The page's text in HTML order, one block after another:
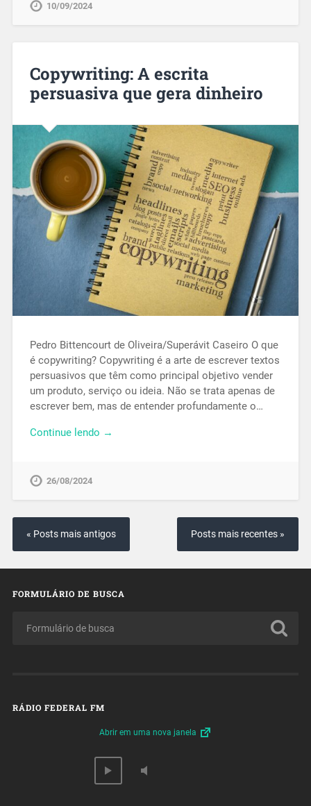
10/09/2024
Copywriting: A escrita
persuasiva que gera dinheiro
Pedro Bittencourt de Oliveira/Superávit Caseiro O que
é copywriting? Copywriting é a arte de escrever textos
persuasivos que têm como principal objetivo vender
um produto, serviço ou ideia. Não se trata apenas de
escrever bem, mas de entender profundamente o…
Continue lendo →
26/08/2024
« Posts mais antigos Posts mais recentes »
FORMULÁRIO DE BUSCA
RÁDIO FEDERAL FM
Abrir em uma nova janela